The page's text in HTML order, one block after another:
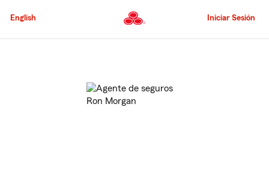
al
principal
English Iniciar Sesión